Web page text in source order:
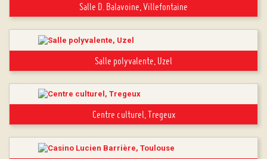
Salle D. Balavoine, Villefontaine
Salle polyvalente, Uzel
Centre culturel, Tregeux